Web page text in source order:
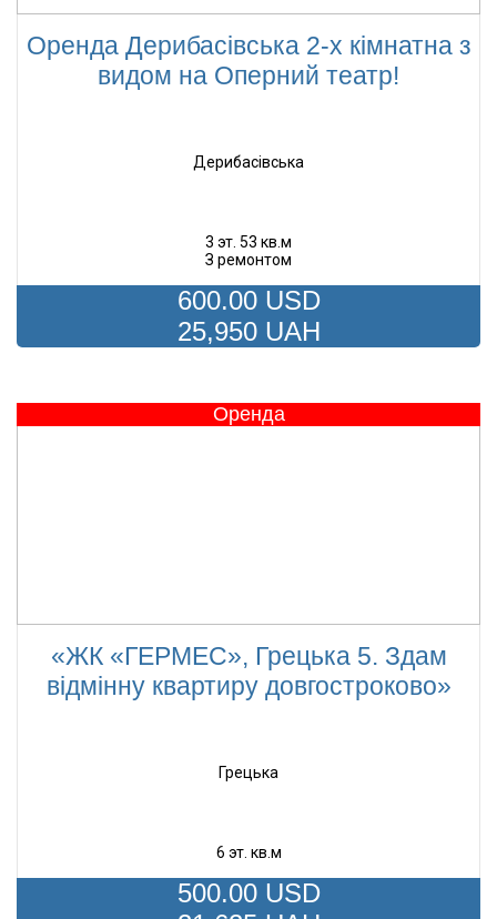
Оренда Дерибасівська 2-х кімнатна з
видом на Оперний театр!
Дерибасівська
3 эт. 53 кв.м
З ремонтом
600.00 USD
25,950 UAH
Оренда
«ЖК «ГЕРМЕС», Грецька 5. Здам
відмінну квартиру довгостроково»
Грецька
6 эт. кв.м
500.00 USD